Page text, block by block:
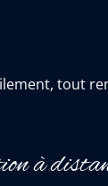
tout
à